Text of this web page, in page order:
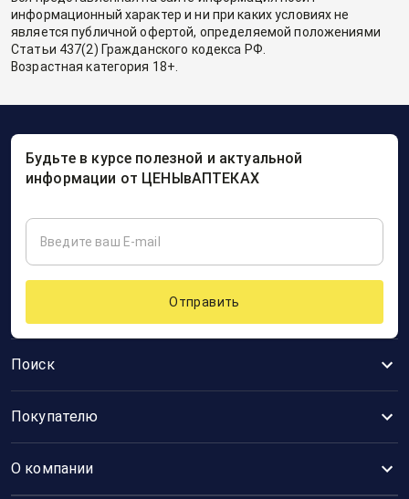
информационный характер и ни при каких условиях не
является публичной офертой, определяемой положениями
Статьи 437(2) Гражданского кодекса РФ.
Возрастная категория 18+.
Поиск
Покупателю
О компании
Будьте в курсе полезной и актуальной
информации от ЦЕНЫвАПТЕКАХ
Отправить